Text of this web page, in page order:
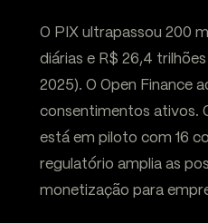
O PIX ultrapassou 200
diárias e R$ 26,4
2025). O Open Finance
consentimentos ativos.
está em piloto com 16
regulatório amplia as
monetização para